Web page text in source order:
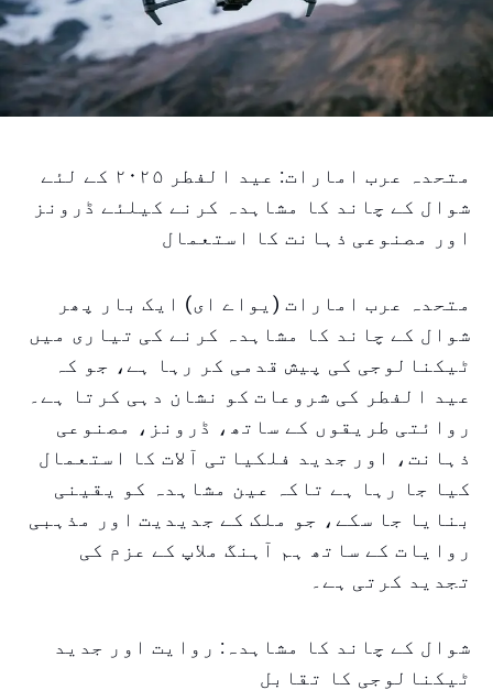
متحدہ عرب امارات: عید الفطر ۲۰۲۵ کے لئے
شوال کے چاند کا مشاہدہ کرنے کیلئے ڈرونز
اور مصنوعی ذہانت کا استعمال
متحدہ عرب امارات (یواے ای) ایک بار پھر
شوال کے چاند کا مشاہدہ کرنے کی تیاری میں
ٹیکنالوجی کی پیش قدمی کر رہا ہے، جو کہ
عید الفطر کی شروعات کو نشان دہی کرتا ہے۔
روائتی طریقوں کے ساتھ، ڈرونز، مصنوعی
ذہانت، اور جدید فلکیاتی آلات کا استعمال
کیا جا رہا ہے تاکہ عین مشاہدہ کو یقینی
بنایا جا سکے، جو ملک کے جدیدیت اور مذہبی
روایات کے ساتھ ہم آہنگ ملاپ کے عزم کی
تجدید کرتی ہے۔
شوال کے چاند کا مشاہدہ: روایت اور جدید
ٹیکنالوجی کا تقابل